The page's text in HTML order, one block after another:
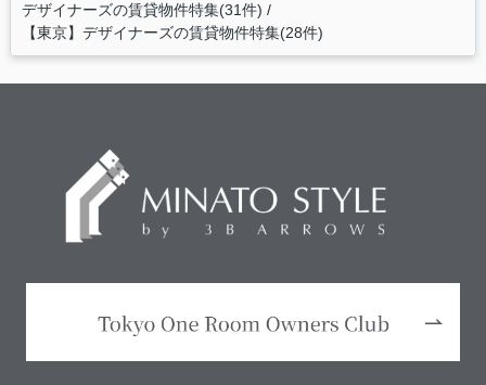
デザイナーズの賃貸物件特集(31件)
【東京】デザイナーズの賃貸物件特集(28件)